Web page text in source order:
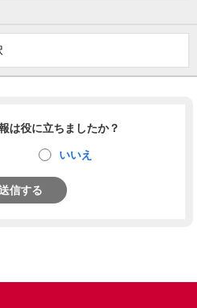
は役に立ちましたか？
いいえ
信する